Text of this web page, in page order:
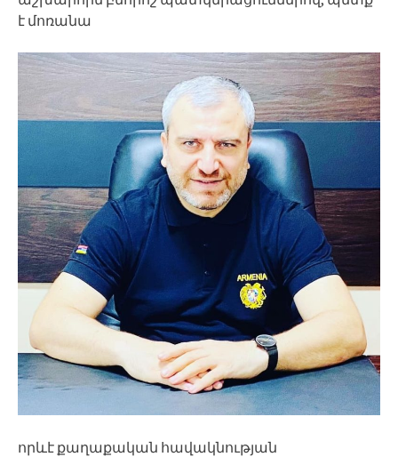
է մոռանա
որևէ քաղաքական հավակնության